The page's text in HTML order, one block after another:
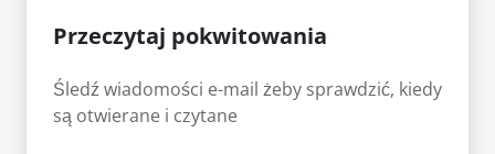
Przeczytaj pokwitowania
Śledź wiadomości e-mail żeby sprawdzić, kiedy
są otwierane i czytane